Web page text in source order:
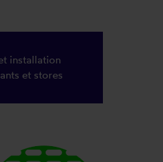
installation
et stores